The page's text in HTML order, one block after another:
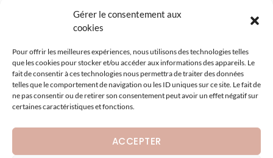
Gérer le consentement aux
cookies
Pour offrir les meilleures expériences, nous utilisons des technologies telles
que les cookies pour stocker et/ou accéder aux informations des appareils. Le
fait de consentir à ces technologies nous permettra de traiter des données
telles que le comportement de navigation ou les ID uniques sur ce site. Le fait de
ne pas consentir ou de retirer son consentement peut avoir un effet négatif sur
certaines caractéristiques et fonctions.
ACCEPTER
+49 (0) 7227 40 41
Hauptstrasse 46 – 77839 LICHTENAU